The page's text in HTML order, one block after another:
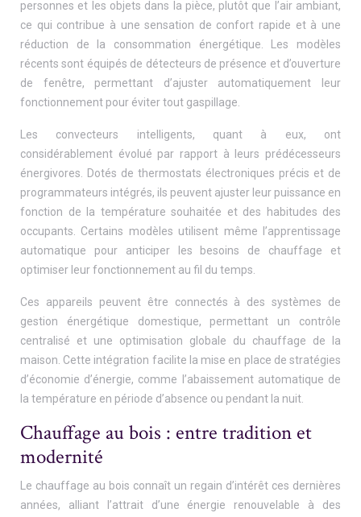
personnes et les objets dans la pièce, plutôt que l’air ambiant,
ce qui contribue à une sensation de confort rapide et à une
réduction de la consommation énergétique. Les modèles
récents sont équipés de détecteurs de présence et d’ouverture
de fenêtre, permettant d’ajuster automatiquement leur
fonctionnement pour éviter tout gaspillage.
Les convecteurs intelligents, quant à eux, ont
considérablement évolué par rapport à leurs prédécesseurs
énergivores. Dotés de thermostats électroniques précis et de
programmateurs intégrés, ils peuvent ajuster leur puissance en
fonction de la température souhaitée et des habitudes des
occupants. Certains modèles utilisent même l’apprentissage
automatique pour anticiper les besoins de chauffage et
optimiser leur fonctionnement au fil du temps.
Ces appareils peuvent être connectés à des systèmes de
gestion énergétique domestique, permettant un contrôle
centralisé et une optimisation globale du chauffage de la
maison. Cette intégration facilite la mise en place de stratégies
d’économie d’énergie, comme l’abaissement automatique de
la température en période d’absence ou pendant la nuit.
Chauffage au bois : entre tradition et
modernité
Le chauffage au bois connaît un regain d’intérêt ces dernières
années, alliant l’attrait d’une énergie renouvelable à des